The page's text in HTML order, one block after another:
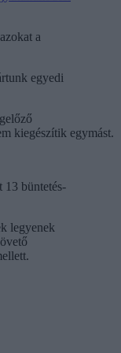
a
egyedi
kiegészítik egymást.
13 büntetés-
legyenek